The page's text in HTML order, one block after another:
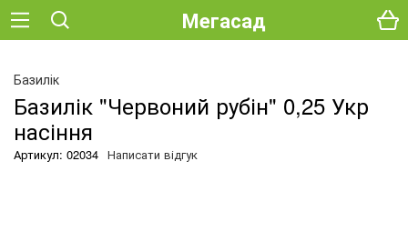
Мегасад
Базилік
Базилік "Червоний рубін" 0,25 Укр
насіння
Артикул: 02034 Написати відгук